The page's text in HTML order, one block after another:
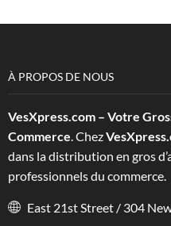
À PROPOS DE NOUS
VesXpress.com – Votre
Commerce. Chez
dans la distribution en gros
professionnels du commerce.
East 21st Street / 304